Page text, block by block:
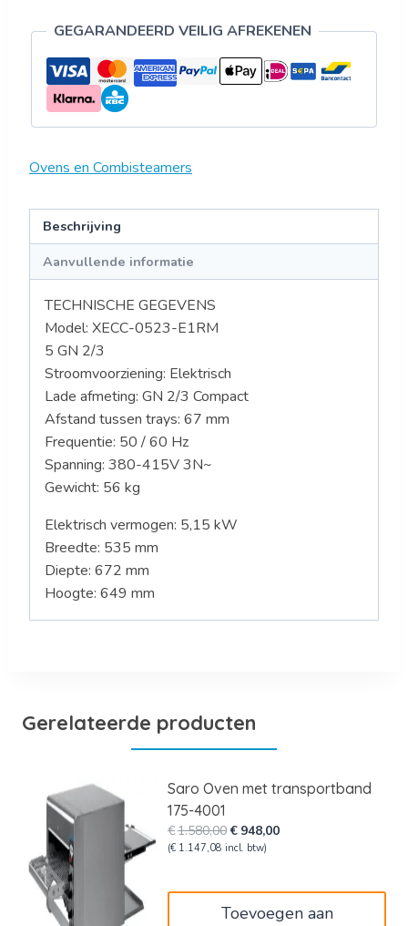
GEGARANDEERD VEILIG AFREKENEN
Ovens en Combisteamers
Beschrijving
Aanvullende informatie
TECHNISCHE GEGEVENS
Model: XECC-0523-E1RM
5 GN 2/3
Stroomvoorziening: Elektrisch
Lade afmeting: GN 2/3 Compact
Afstand tussen trays: 67 mm
Frequentie: 50 / 60 Hz
Spanning: 380-415V 3N~
Gewicht: 56 kg
Elektrisch vermogen: 5,15 kW
Breedte: 535 mm
Diepte: 672 mm
Hoogte: 649 mm
Gerelateerde producten
Saro Oven met transportband
175-4001
€1.580,00Oorspronkelijke
prijs
€1.580,00.
€ 948,00Huidige
€948,00.
(€ 1.147,08 incl. btw)
Toevoegen aan